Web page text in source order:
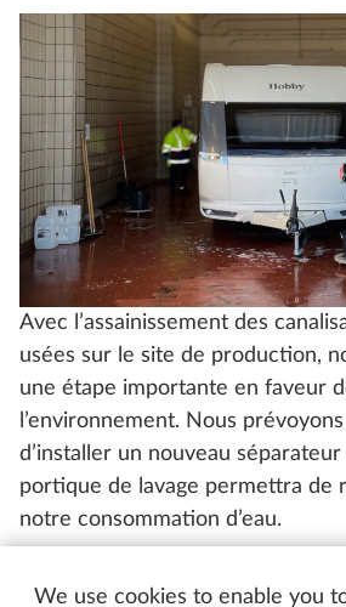
We use cookies to enable you
Avec l’assainissement des
usées sur le site de production,
une étape importante en faveur
l’environnement. Nous
d’installer un nouveau séparateur
portique de lavage permettra de
notre consommation d’eau.